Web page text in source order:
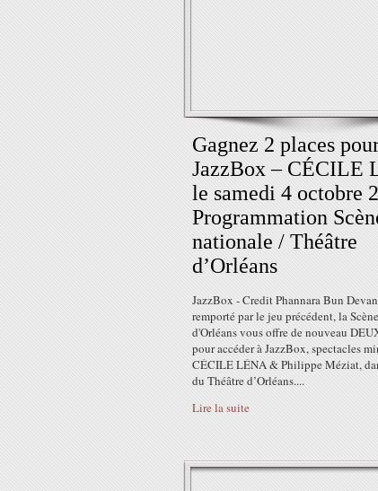
Gagnez 2 places
JazzBox – CÉCILE
le samedi 4 octobre
Programmation
nationale / Théâtre
d’Orléans
JazzBox - Credit Phannara Bun
remporté par le jeu précédent, la
d'Orléans vous offre de nouveau
pour accéder à JazzBox, spectacles
CÉCILE LÉNA & Philippe Méziat,
du Théâtre d’Orléans....
Lire la suite